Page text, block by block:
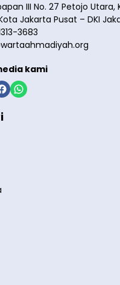
III No. 27 Petojo
Jakarta Pusat – DKI
3683
kami